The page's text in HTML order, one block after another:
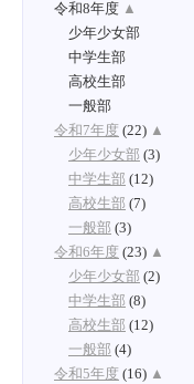
令和8年度 ▲
少年少女部
中学生部
高校生部
一般部
令和7年度 (22) ▲
少年少女部 (3)
中学生部 (12)
高校生部 (7)
一般部 (3)
令和6年度 (23) ▲
少年少女部 (2)
中学生部 (8)
高校生部 (12)
一般部 (4)
令和5年度 (16) ▲